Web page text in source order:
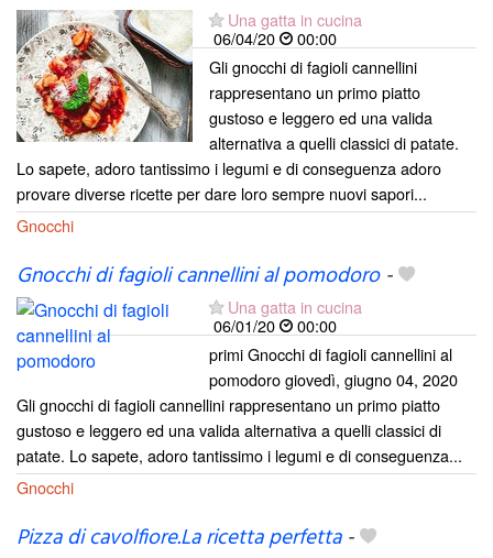
Una gatta in cucina
06/04/20
00:00
Gli gnocchi di fagioli cannellini
rappresentano un primo piatto
gustoso e leggero ed una valida
alternativa a quelli classici di patate.
Lo sapete, adoro tantissimo i legumi e di conseguenza adoro
provare diverse ricette per dare loro sempre nuovi sapori...
Gnocchi
Gnocchi di fagioli cannellini al pomodoro-
Una gatta in cucina
06/01/20
00:00
primi Gnocchi di fagioli cannellini al
pomodoro giovedì, giugno 04, 2020
Gli gnocchi di fagioli cannellini rappresentano un primo piatto
gustoso e leggero ed una valida alternativa a quelli classici di
patate. Lo sapete, adoro tantissimo i legumi e di conseguenza...
Gnocchi
Pizza di cavolfiore.La ricetta perfetta-